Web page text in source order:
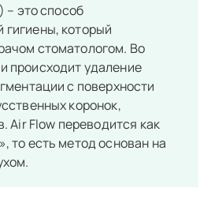
это способ
который
стоматологом. Во
происходит удаление
с поверхности
коронок,
Air Flow переводится как
то есть метод основан на